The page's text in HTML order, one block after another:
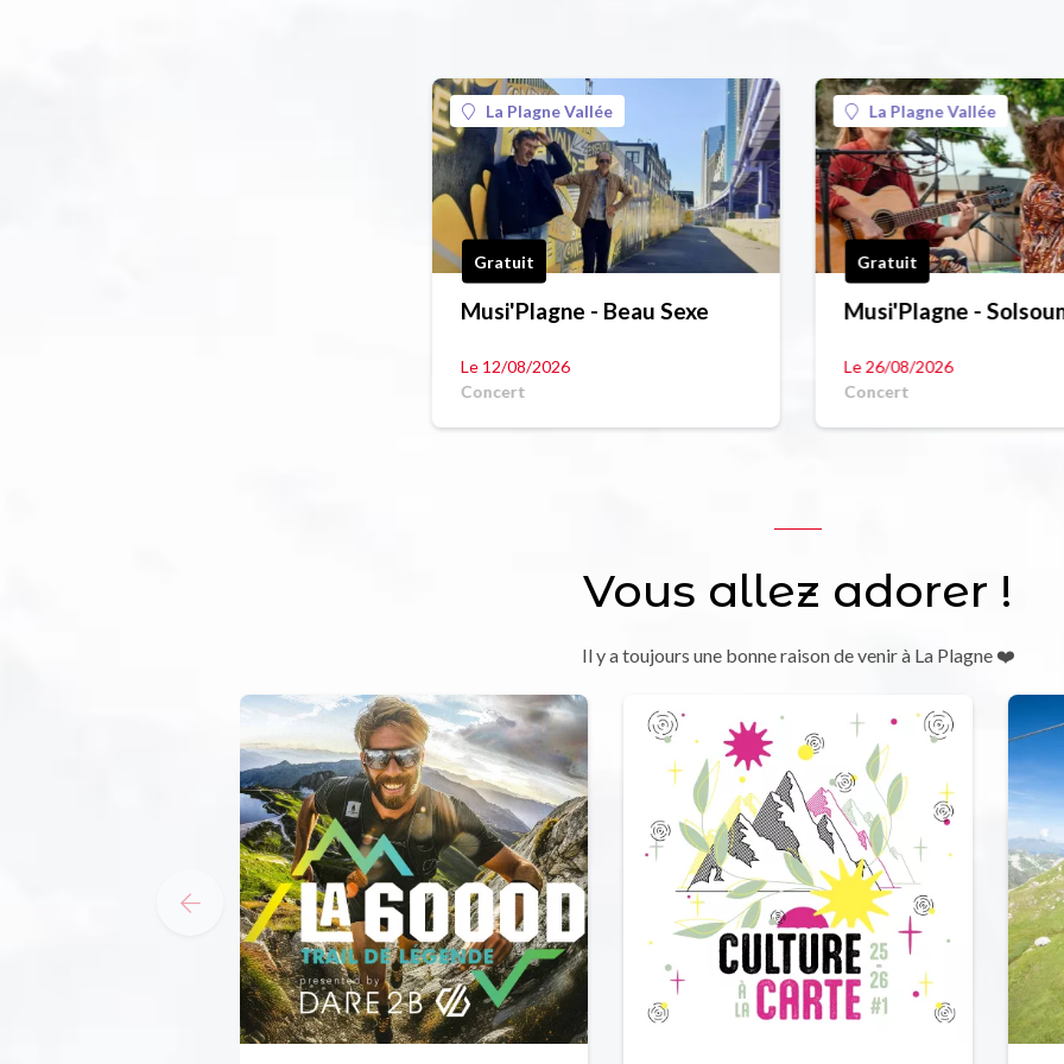
La Plagne Vallée
Gratuit
Musi'Plagne - Beau Sexe
Le 12/08/2026
Concert
La Plagne Vallée
Gratuit
Musi'Plagne -
Le 26/08/2026
Concert
Vous allez adorer !
Il y a toujours une bonne raison de venir à La Plagne ❤️